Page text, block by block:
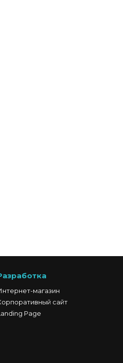
магазин
сайт
Page